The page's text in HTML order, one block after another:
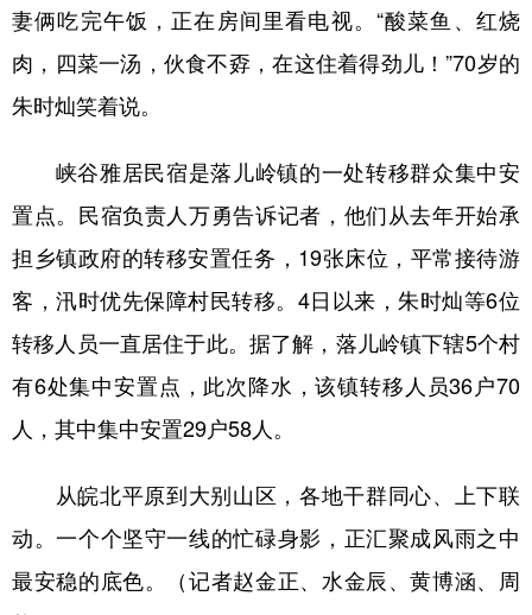
妻俩吃完午饭，正在房间里看电视。“酸菜鱼、红烧
肉，四菜一汤，伙食不孬，在这住着得劲儿！”70岁的
朱时灿笑着说。
峡谷雅居民宿是落儿岭镇的一处转移群众集中安
置点。民宿负责人万勇告诉记者，他们从去年开始承
担乡镇政府的转移安置任务，19张床位，平常接待游
客，汛时优先保障村民转移。4日以来，朱时灿等6位
转移人员一直居住于此。据了解，落儿岭镇下辖5个村
有6处集中安置点，此次降水，该镇转移人员36户70
人，其中集中安置29户58人。
从皖北平原到大别山区，各地干群同心、上下联
动。一个个坚守一线的忙碌身影，正汇聚成风雨之中
最安稳的底色。（记者赵金正、水金辰、黄博涵、周